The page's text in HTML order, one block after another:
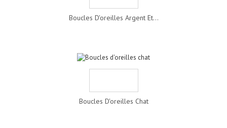
Boucles D'oreilles Argent Et...
Boucles D'oreilles Chat